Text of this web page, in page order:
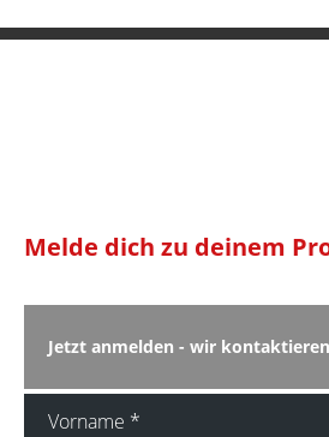
Melde dich zu deinem
Jetzt anmelden - wir
Vorname *